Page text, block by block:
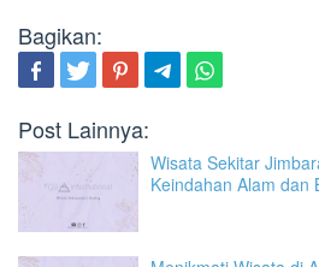
Bagikan:
Post Lainnya:
Wisata Sekitar
Keindahan Alam dan